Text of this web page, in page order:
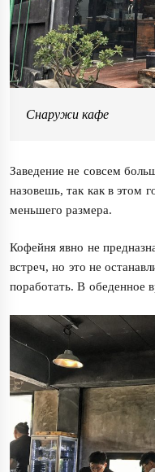
Снаружи кафе
Заведение не совсем
назовешь, так как в этом
меньшего размера.
Кофейня явно не
встреч, но это не
поработать. В обеденное